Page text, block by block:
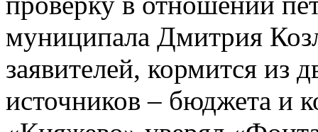
муниципала Дмитрия
заявителей, кормится из
источников – бюджета и